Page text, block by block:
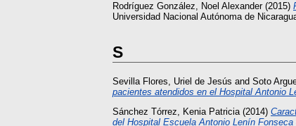
Rodríguez González, Noel Alexander(2015)
Universidad Nacional Autónoma de
S
Sevilla Flores, Uriel de Jesús and Soto
pacientes atendidos en el Hospital Antonio
Sánchez Tórrez, Kenia Patricia(2014)
del Hospital Escuela Antonio Lenín Fonseca